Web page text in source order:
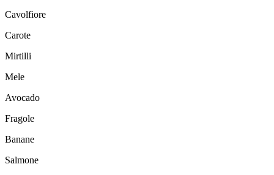
Cavolfiore
Carote
Mirtilli
Mele
Avocado
Fragole
Banane
Salmone